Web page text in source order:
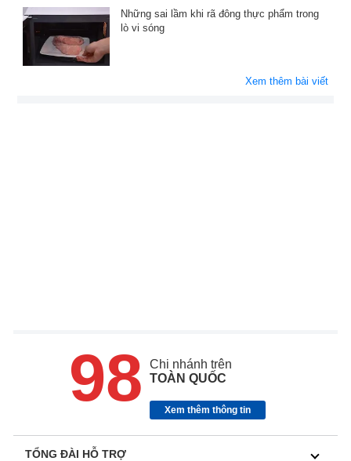
Những sai lầm khi rã đông thực phẩm trong
lò vi sóng
Xem thêm bài viết
98
Chi nhánh trên
TOÀN QUỐC
Xem thêm thông tin
TỔNG ĐÀI HỖ TRỢ